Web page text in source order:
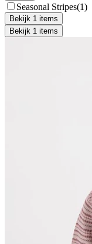
Seasonal Stripes(1)
Bekijk 1 items
Bekijk 1 items